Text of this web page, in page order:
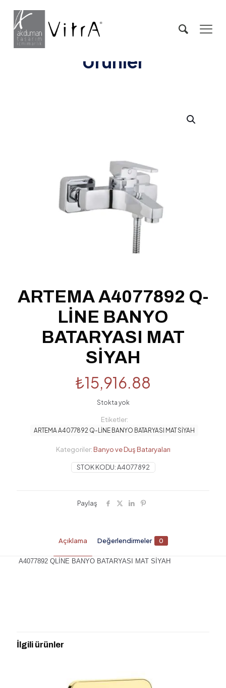
Ürünler
ARTEMA A4077892 Q-
LİNE BANYO
BATARYASI MAT
SİYAH
₺15,916.88
Stokta yok
STOK KODU:A4077892
Kategoriler: Banyo ve Duş Bataryaları
Etiketler:
ARTEMA A4077892 Q-LİNE BANYO BATARYASI MAT SİYAH
Paylaş
Açıklama Değerlendirmeler 0
A4077892 QLİNE BANYO BATARYASI MAT SİYAH
BATARYASI MAT SİYAH” için yorum
yapan ilk kişi siz olun
işaretlenmişlerdir
İlgili ürünler